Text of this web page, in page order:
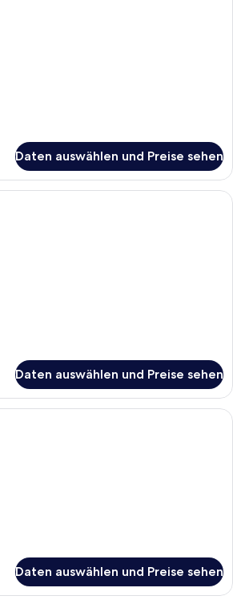
Daten auswählen und Preise sehen
Ein Hotelzimmer mit zwei Betten,
Daten auswählen und Preise sehen
Ein ordentlich bezogenes Bett mit
Daten auswählen und Preise sehen